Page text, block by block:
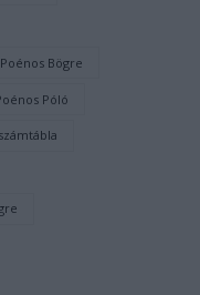
Bögre
Póló